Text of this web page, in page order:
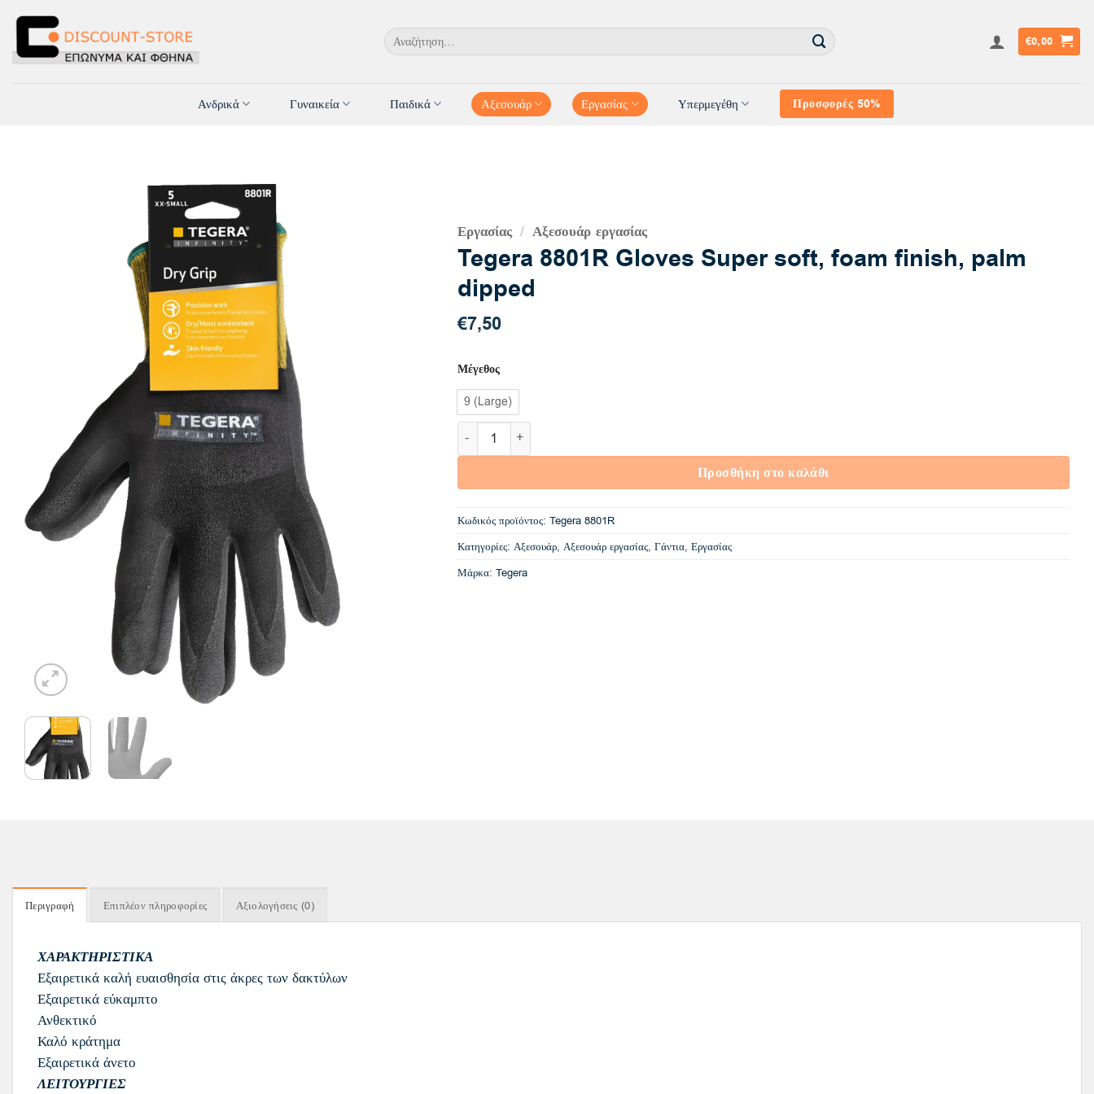
στο
περιεχόμενο
Αναζήτηση
για:
€0,00
Ανδρικά Γυναικεία Παιδικά Αξεσουάρ Εργασίας Υπερμεγέθη Προσφορές 50%
Εργασίας / Αξεσουάρ εργασίας
Tegera 8801R Gloves Super soft, foam finish, palm
dipped
€7,50
Μέγεθος
9 (Large)
Tegera 8801R Gloves Super soft, foam finish, palm dipped ποσότητα
Προσθήκη στο καλάθι
Κωδικός προϊόντος: Tegera 8801R
Κατηγορίες: Αξεσουάρ, Αξεσουάρ εργασίας, Γάντια, Εργασίας
Μάρκα: Tegera
Περιγραφή Επιπλέον πληροφορίες Αξιολογήσεις (0)
ΧΑΡΑΚΤΗΡΙΣΤΙΚΑ
Εξαιρετικά καλή ευαισθησία στις άκρες των δακτύλων
Εξαιρετικά εύκαμπτο
Ανθεκτικό
Καλό κράτημα
Εξαιρετικά άνετο
ΛΕΙΤΟΥΡΓΙΕΣ